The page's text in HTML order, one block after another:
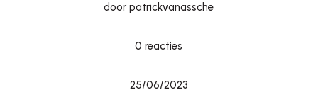
door patrickvanassche
0 reacties
25/06/2023